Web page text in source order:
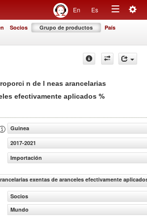
En Es
Toggle
Socios Grupo de productos País
n de l neas arancelarias
efectivamente aplicados %
Guinea
2017-2021
Importación
exentas de aranceles efectivamente
Socios
Mundo